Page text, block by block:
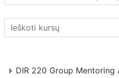
Ieškoti kursų
DIR 220 Group Mentoring